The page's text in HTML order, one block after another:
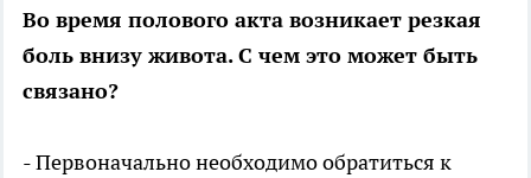
Во время полового акта возникает резкая
боль внизу живота. С чем это может быть
связано?
- Первоначально необходимо обратиться к